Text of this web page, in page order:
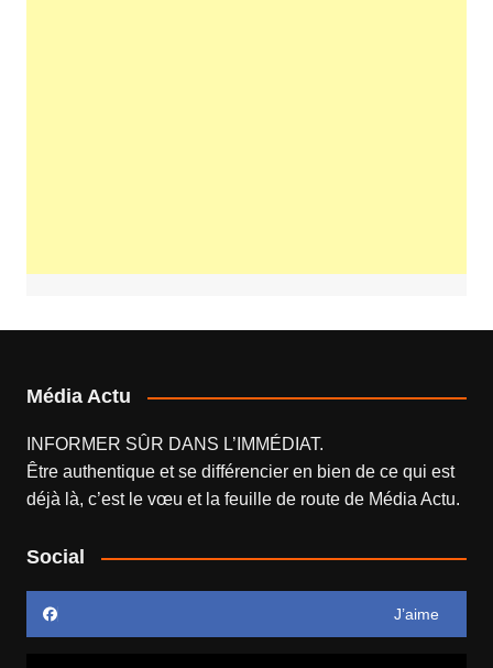
Média Actu
INFORMER SÛR DANS L’IMMÉDIAT.
Être authentique et se différencier en bien de ce qui est
déjà là, c’est le vœu et la feuille de route de Média Actu.
Social
J’aime